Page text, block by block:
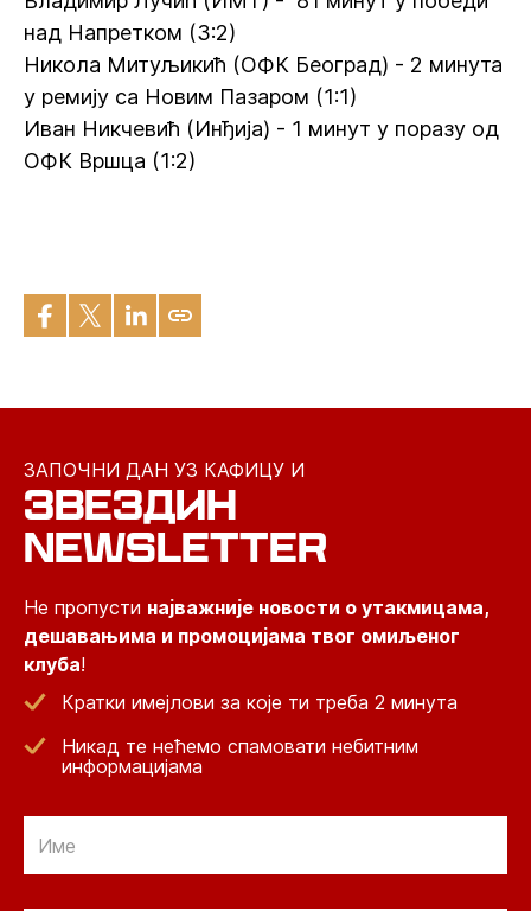
над Напретком (3:2)
Никола Митуљикић (ОФК Београд) - 2 минута
у ремију са Новим Пазаром (1:1)
Иван Никчевић (Инђија) - 1 минут у поразу од
ОФК Вршца (1:2)
ЗАПОЧНИ ДАН УЗ КАФИЦУ И
ЗВЕЗДИН
NEWSLETTER
Не пропусти најважније новости о утакмицама,
дешавањима и промоцијама твог омиљеног
клуба!
Кратки имејлови за које ти треба 2 минута
Никад те нећемо спамовати небитним
информацијама